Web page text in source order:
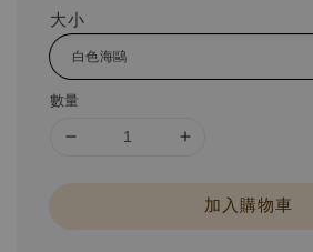
大小
數量
加入購物車